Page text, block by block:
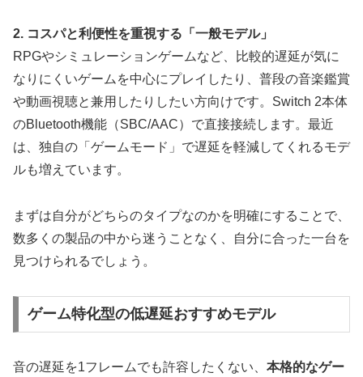
2. コスパと利便性を重視する「一般モデル」
RPGやシミュレーションゲームなど、比較的遅延が気に
なりにくいゲームを中心にプレイしたり、普段の音楽鑑賞
や動画視聴と兼用したりしたい方向けです。Switch 2本体
のBluetooth機能（SBC/AAC）で直接接続します。最近
は、独自の「ゲームモード」で遅延を軽減してくれるモデ
ルも増えています。
まずは自分がどちらのタイプなのかを明確にすることで、
数多くの製品の中から迷うことなく、自分に合った一台を
見つけられるでしょう。
ゲーム特化型の低遅延おすすめモデル
音の遅延を1フレームでも許容したくない、 本格的なゲー